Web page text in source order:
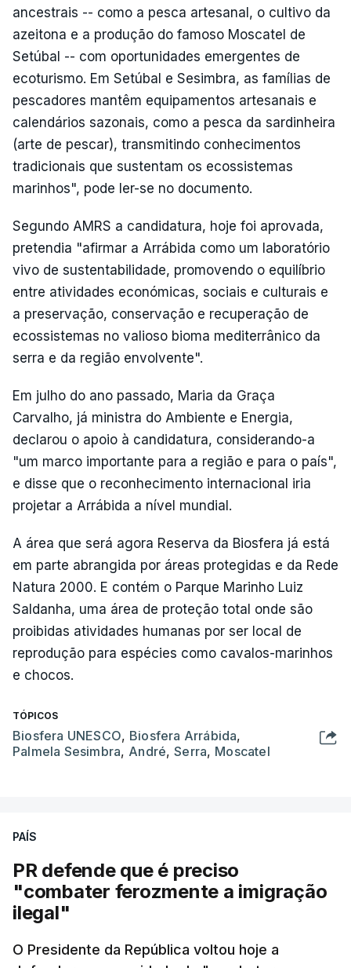
ancestrais -- como a pesca artesanal, o cultivo da
azeitona e a produção do famoso Moscatel de
Setúbal -- com oportunidades emergentes de
ecoturismo. Em Setúbal e Sesimbra, as famílias de
pescadores mantêm equipamentos artesanais e
calendários sazonais, como a pesca da sardinheira
(arte de pescar), transmitindo conhecimentos
tradicionais que sustentam os ecossistemas
marinhos", pode ler-se no documento.
Segundo AMRS a candidatura, hoje foi aprovada,
pretendia "afirmar a Arrábida como um laboratório
vivo de sustentabilidade, promovendo o equilíbrio
entre atividades económicas, sociais e culturais e
a preservação, conservação e recuperação de
ecossistemas no valioso bioma mediterrânico da
serra e da região envolvente".
Em julho do ano passado, Maria da Graça
Carvalho, já ministra do Ambiente e Energia,
declarou o apoio à candidatura, considerando-a
"um marco importante para a região e para o país",
e disse que o reconhecimento internacional iria
projetar a Arrábida a nível mundial.
A área que será agora Reserva da Biosfera já está
em parte abrangida por áreas protegidas e da Rede
Natura 2000. E contém o Parque Marinho Luiz
Saldanha, uma área de proteção total onde são
proibidas atividades humanas por ser local de
reprodução para espécies como cavalos-marinhos
e chocos.
TÓPICOS
Biosfera UNESCO, Biosfera Arrábida,
Palmela Sesimbra, André,Serra, Moscatel
PAÍS
PR defende que é preciso
"combater ferozmente a imigração
ilegal"
O Presidente da República voltou hoje a